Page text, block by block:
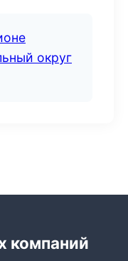
округ
компаний